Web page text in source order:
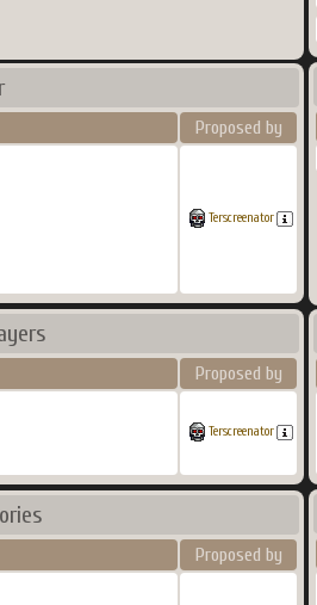
Proposed by
Terscreenator
Proposed by
Terscreenator
Proposed by